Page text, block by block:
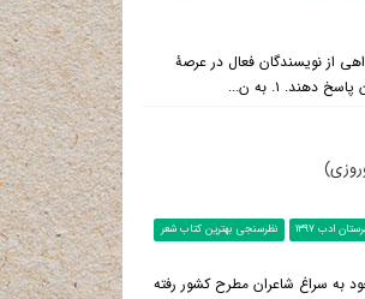
پروندۀ سالنامۀ شهرستان ادب به مناسبت نوروز ۱۳۹۸ به نظرخواهی از نویسندگان فعال در عرصۀ
۱. به ن...
ادب 1397 نظرسنجی بهترین کتاب شعر
به مناسبت فرا رسیدن نوروز ۱۳۹۸ به روال هر سالۀ خود به سراغ شاعران مطرح کشور رفته